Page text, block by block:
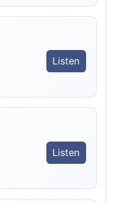
Listen
Listen